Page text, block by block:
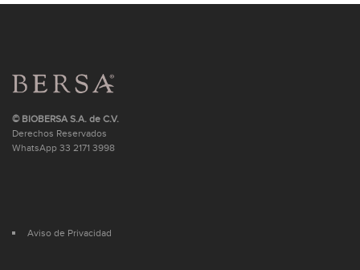
© BIOBERSA S.A. de C.V.
Derechos Reservados
WhatsApp 33 2171 3998
Aviso de Privacidad